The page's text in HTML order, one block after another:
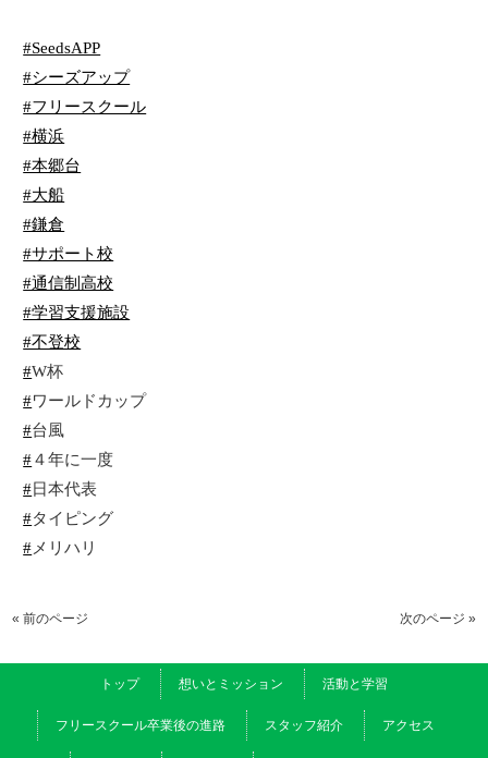
#SeedsAPP
#シーズアップ
#フリースクール
#横浜
#本郷台
#大船
#鎌倉
#サポート校
#通信制高校
#学習支援施設
#不登校
#W杯
#ワールドカップ
#台風
#４年に一度
#日本代表
#タイピング
#メリハリ
« 前のページ 次のページ »
トップ 想いとミッション 活動と学習
フリースクール卒業後の進路 スタッフ紹介 アクセス